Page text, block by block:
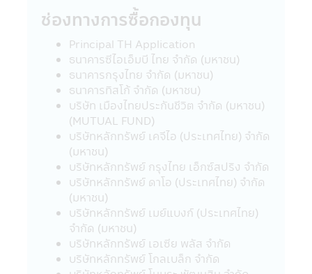
รับรองความถูกต้องของข้อมูล หรือการเสนอให้
บริการ หรือการเสนอขายสินค้าที่มีอยู่ในเว็บไซต์
นั้น
21. ในกรณีที่ผู้เข้าเยี่ยมชมแอปพลิเคชันผ่าน
โทรศัพท์มือถือนี้ได้ออกจากแอปพลิเคชันผ่าน
โทรศัพท์มือถือนี้ไปยังเว็บไซต์อื่นๆ ที่มีลิงก์อยู่
ในแอปพลิเคชันผ่านโทรศัพท์มือถือนี้ บริษัท
จัดการขอเรียนว่า เว็บไซต์เหล่านั้นอาจมิได้อยู่
ภายใต้การควบคุมของ พ.ร.บ. หลักทรัพย์และ
ตลาดหลักทรัพย์ พ.ศ. 2535 และบริษัทอาจจะ
ยังมิได้สำรวจถึงการบริการข้อมูล หรือสินค้า
ของบริษัทนั้นๆ ดังนั้นบริษัทจัดการจึงมิสามารถ
รับประกันความถูกต้องครบถ้วนของข้อมูลดัง
กล่าว และ รับผิดชอบต่อความเสียหายต่างๆ ที่
เกิดขึ้น
22. ผู้ลงทุนควรตรวจสอบให้แน่ใจว่าผู้ขาย
หน่วยลงทุนเป็นบุคคลที่ได้รับความเห็นชอบจาก
สำนักงานคณะกรรมการ ก.ล.ต.
ช่องทางการซื้อกองทุน
Principal TH Application
ธนาคารซีไอเอ็มบี ไทย จำกัด (มหาชน)
ธนาคารกรุงไทย จำกัด (มหาชน)
ธนาคารทิสโก้ จำกัด (มหาชน)
บริษัท เมืองไทยประกันชีวิต จำกัด (มหาชน)
(MUTUAL FUND)
บริษัทหลักทรัพย์ เคจีไอ (ประเทศไทย) จำกัด
(มหาชน)
บริษัทหลักทรัพย์ กรุงไทย เอ็กซ์สปริง จำกัด
บริษัทหลักทรัพย์ ดาโอ (ประเทศไทย) จำกัด
(มหาชน)
บริษัทหลักทรัพย์ เมย์แบงก์ (ประเทศไทย)
จำกัด (มหาชน)
บริษัทหลักทรัพย์ เอเซีย พลัส จำกัด
บริษัทหลักทรัพย์ โกลเบล็ก จำกัด